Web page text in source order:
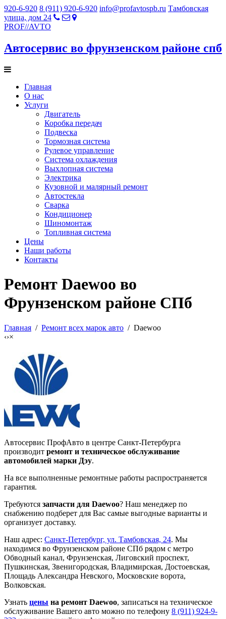
920-6-920 8 (911) 920-6-920 info@profavtospb.ru Тамбовская
улица, дом 24
PROF//AVTO
Автосервис во фрунзенском районе спб
Главная
О нас
Услуги
Двигатель
Коробка передач
Подвеска
Тормозная система
Рулевое управление
Система охлаждения
Выхлопная система
Электрика
Кузовной и малярный ремонт
Автостекла
Сварка
Кондиционер
Шиномонтаж
Топливная система
Цены
Наши работы
Контакты
Ремонт Daewoo во
Фрунзенском районе СПб
Главная / Ремонт всех марок авто / Daewoo
‹›×
Автосервис ПрофАвто в центре Санкт-Петербурга
производит ремонт и техническое обслуживание
автомобилей марки Дэу.
На все выполненные ремонтные работы распространяется
гарантия.
Требуются запчасти для Daewoo? Наш менеджер по
снабжению подберет для Вас самые выгодные варианты и
организует доставку.
Наш адрес: Санкт-Петербург, ул. Тамбовская, 24. Мы
находимся во Фрунзенском районе СПб рядом с метро
Обводный канал, Фрунзенская, Лиговский проспект,
Пушкинская, Звенигородская, Владимирская, Достоевская,
Площадь Александра Невского, Московские ворота,
Волковская.
Узнать цены на ремонт Daewoo, записаться на техническое
обслуживание Вашего авто можно по телефону 8 (911) 924-9-